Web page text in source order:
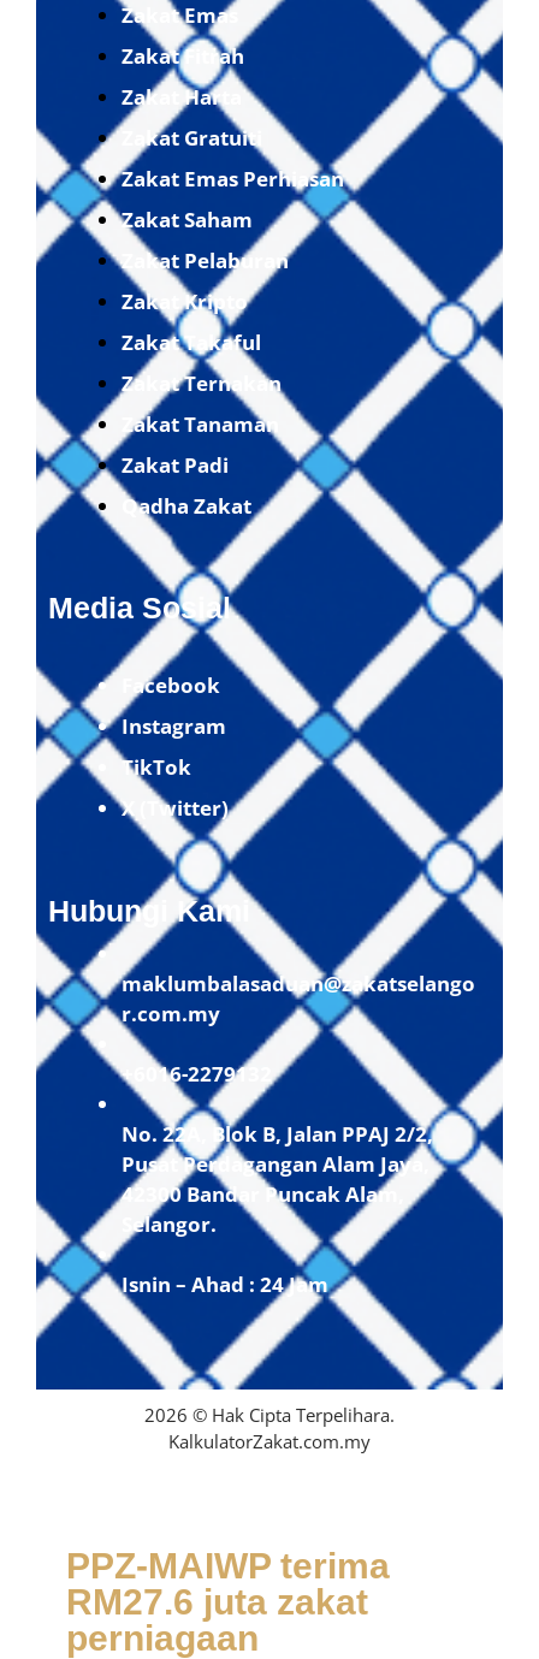
Zakat Emas
Zakat Fitrah
Zakat Harta
Zakat Gratuiti
Zakat Emas Perhiasan
Zakat Saham
Zakat Pelaburan
Zakat Kripto
Zakat Takaful
Zakat Ternakan
Zakat Tanaman
Zakat Padi
Qadha Zakat
Media Sosial
Facebook
Instagram
TikTok
X (Twitter)
Hubungi Kami
maklumbalasaduan@zakatselango
r.com.my
+6016-2279132
No. 22A, Blok B, Jalan PPAJ 2/2,
Pusat Perdagangan Alam Jaya,
42300 Bandar Puncak Alam,
Selangor.
Isnin – Ahad : 24 Jam
2026 © Hak Cipta Terpelihara.
KalkulatorZakat.com.my
PPZ-MAIWP terima
RM27.6 juta zakat
perniagaan